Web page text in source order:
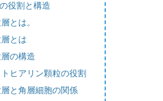
役割と構造
とは。
とは
の構造
ヒアリン顆粒の役割
と角層細胞の関係